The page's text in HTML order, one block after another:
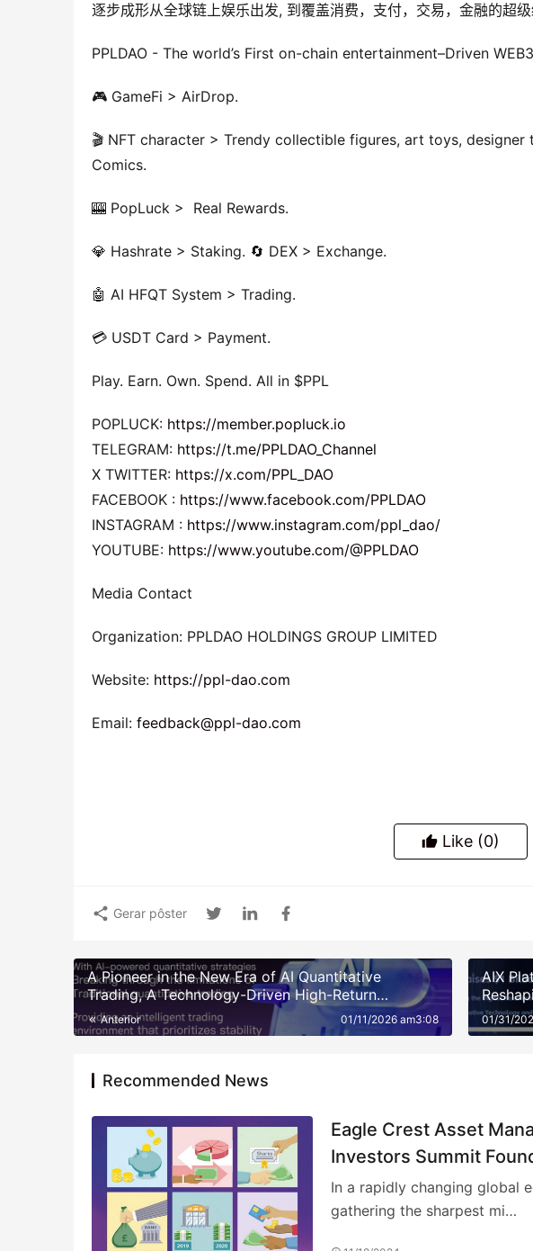
逐步成形从全球链上娱乐出发, 到覆盖消费，支付，交易，金融的超级
PPLDAO - The world’s First on-chain entertainment–Driven
🎮 GameFi > AirDrop.
🎬 NFT character > Trendy collectible figures, art toys,
Comics.
🎰 PopLuck >  Real Rewards.
💎 Hashrate > Staking. 🔄 DEX > Exchange.
🤖 AI HFQT System > Trading.
💳 USDT Card > Payment.
Play. Earn. Own. Spend. All in $PPL
POPLUCK: https://member.popluck.io
TELEGRAM: https://t.me/PPLDAO_Channel
X TWITTER: https://x.com/PPL_DAO
FACEBOOK : https://www.facebook.com/PPLDAO
INSTAGRAM : https://www.instagram.com/ppl_dao/
YOUTUBE: https://www.youtube.com/@PPLDAO
Media Contact
Organization: PPLDAO HOLDINGS GROUP LIMITED
Website: https://ppl-dao.com
Email: feedback@ppl-dao.com
Like (0)
Gerar pôster
A Pioneer in the New Era of AI Quantitative
Trading, A Technology-Driven High-Return
Investment Revolution
Anterior 01/11/2026 am3:08
AIX
Sharing
01/31/
Recommended News
Eagle Crest Asset
Investors Summit
on U.S. Investment
Collaborations
In a rapidly changing global
gathering the sharpest mi…